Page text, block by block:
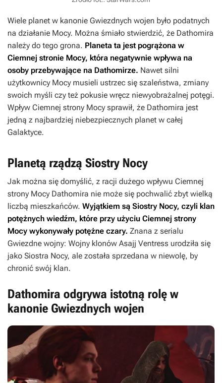
Wiele planet w kanonie Gwiezdnych wojen było podatnych
na działanie Mocy. Można śmiało stwierdzić, że Dathomira
należy do tego grona. Planeta ta jest pogrążona w
Ciemnej stronie Mocy, która negatywnie wpływa na
osoby przebywające na Dathomirze. Nawet silni
użytkownicy Mocy musieli ustrzec się szaleństwa, zmiany
swoich myśli czy też pokusie wręcz niewyobrażalnej potęgi.
Wpływ Ciemnej strony Mocy sprawił, że Dathomira jest
jedną z najbardziej niebezpiecznych planet w całej
Galaktyce.
Planetą rządzą Siostry Nocy
Jak można się domyślić, z racji dużego wpływu Ciemnej
strony Mocy Dathomira nie może się pochwalić zbyt wielką
liczbą mieszkańców. Wyjątkiem są Siostry Nocy, czyli klan
potężnych wiedźm, które przy użyciu Ciemnej strony
Mocy wykonywały potężne czary. Znana z serialu
Gwiezdne wojny: Wojny klonów Asajj Ventress urodziła się
jako Siostra Nocy, ale została sprzedana w niewolę, by
chronić swój klan.
Dathomira odgrywa istotną rolę w
kanonie Gwiezdnych wojen